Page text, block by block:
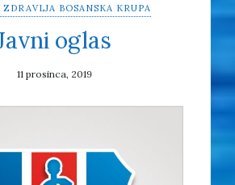
BOSANSKA KRUPA
oglas
11 prosinca, 2019